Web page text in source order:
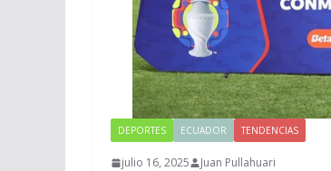
DEPORTES ECUADOR TENDENCIAS
julio 16, 2025 Juan Pullahuari